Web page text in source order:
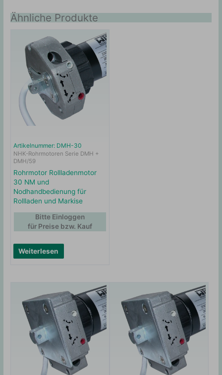
Ähnliche Produkte
Artikelnummer: DMH-30
NHK-Rohrmotoren Serie DMH +
DMH/59
Rohrmotor Rollladenmotor
30 NM und
Nodhandbedienung für
Rollladen und Markise
Weiterlesen
Bitte Einloggen
für Preise bzw. Kauf